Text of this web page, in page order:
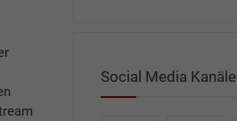
Social Media Kanäle